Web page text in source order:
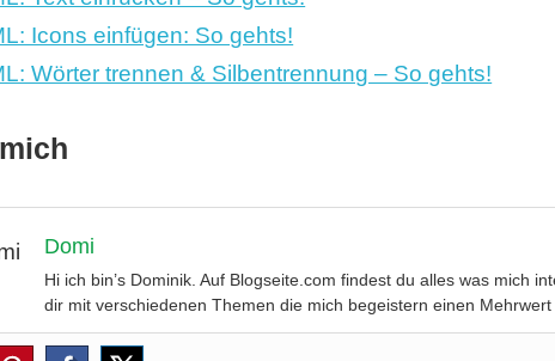
Icons einfügen: So gehts!
Wörter trennen & Silbentrennung – So gehts!
Domi
Hi ich bin’s Dominik. Auf Blogseite.com findest du alles was mich
dir mit verschiedenen Themen die mich begeistern einen